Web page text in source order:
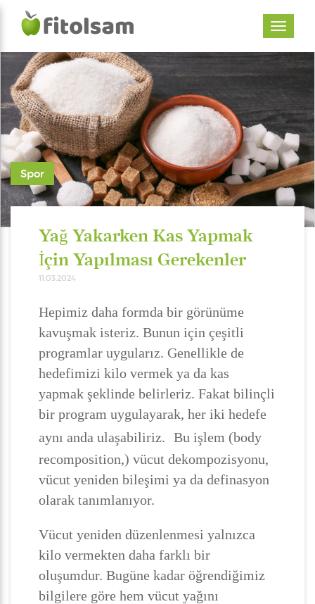
Spor
Yağ Yakarken Kas Yapmak
İçin Yapılması Gerekenler
11.03.2024
Hepimiz daha formda bir görünüme
kavuşmak isteriz. Bunun için çeşitli
programlar uygularız. Genellikle de
hedefimizi kilo vermek ya da kas
yapmak şeklinde belirleriz. Fakat bilinçli
bir program uygulayarak, her iki hedefe
aynı anda ulaşabiliriz. Bu işlem (body
recomposition,) vücut dekompozisyonu,
vücut yeniden bileşimi ya da definasyon
olarak tanımlanıyor.
Vücut yeniden düzenlenmesi yalnızca
kilo vermekten daha farklı bir
oluşumdur. Bugüne kadar öğrendiğimiz
bilgilere göre hem vücut yağını